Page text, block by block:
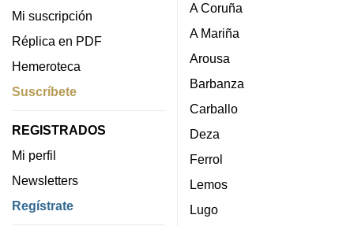
Mi suscripción
Réplica en PDF
Hemeroteca
Suscríbete
REGISTRADOS
Mi perfil
Newsletters
Regístrate
A Coruña
A Mariña
Arousa
Barbanza
Carballo
Deza
Ferrol
Lemos
Lugo